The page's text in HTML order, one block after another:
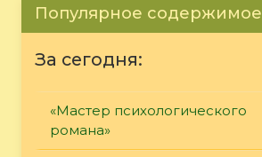
Популярное содержимое
За сегодня:
«Мастер психологического
романа»